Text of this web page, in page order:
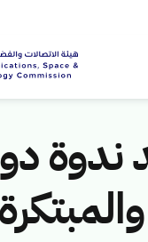
ندوة